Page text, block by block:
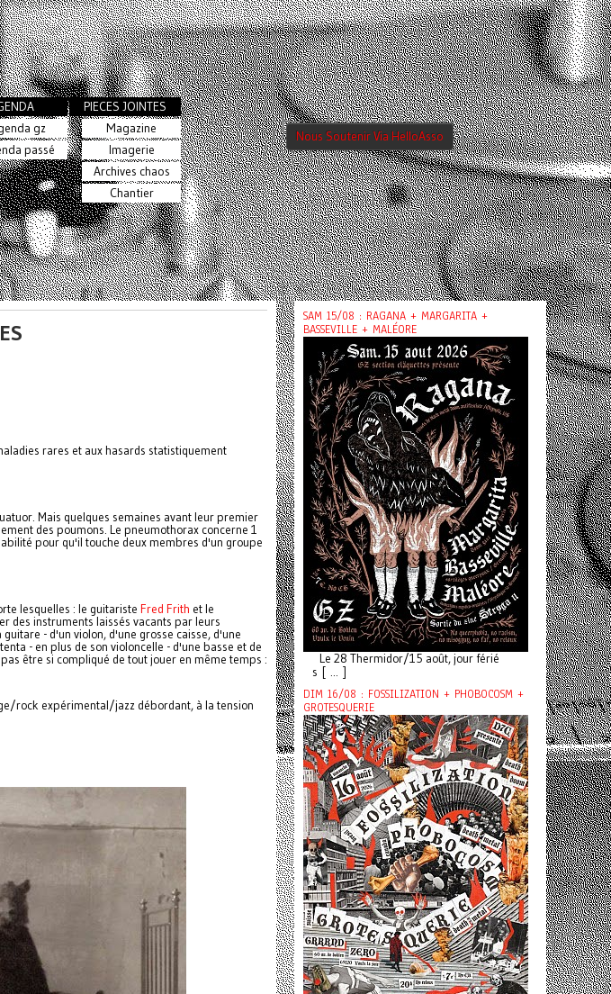
gz
passé
PIECES JOINTES
Magazine
Imagerie
Archives chaos
Chantier
Nous Soutenir Via HelloAsso
rares et aux hasards statistiquement
Mais quelques semaines avant leur premier
des poumons. Le pneumothorax concerne 1
pour qu'il touche deux membres d'un groupe
lesquelles : le guitariste Fred Frith et le
des instruments laissés vacants par leurs
- d'un violon, d'une grosse caisse, d'une
- en plus de son violoncelle - d'une basse et de
être si compliqué de tout jouer en même temps :
rock expérimental/jazz débordant, à la tension
SAM 15/08 : RAGANA + MARGARITA +
BASSEVILLE + MALÉORE
Le 28 Thermidor/15 août, jour férié
s [ ... ]
DIM 16/08 : FOSSILIZATION + PHOBOCOSM +
GROTESQUERIE